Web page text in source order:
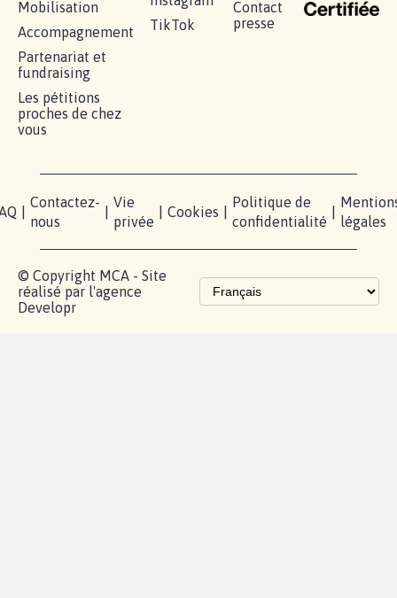
Mobilisation
Accompagnement
Partenariat et
fundraising
Les pétitions
proches de chez
vous
TikTok
Contact
presse
Contactez-
nous
Vie
privée
Cookies
Politique de
confidentialité
légales
© Copyright MCA - Site
réalisé par l'agence
Developr